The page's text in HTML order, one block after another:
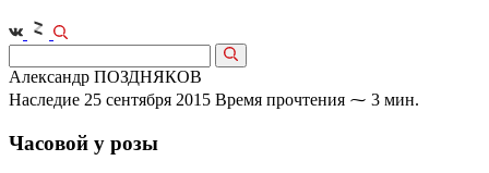
Александр ПОЗДНЯКОВ
Наследие 25 сентября 2015 Время прочтения ⁓ 3 мин.
Часовой у розы